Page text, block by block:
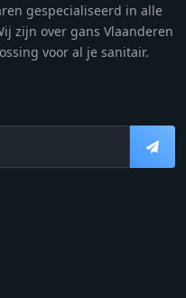
gespecialiseerd in alle
zijn over gans Vlaanderen
voor al je sanitair.